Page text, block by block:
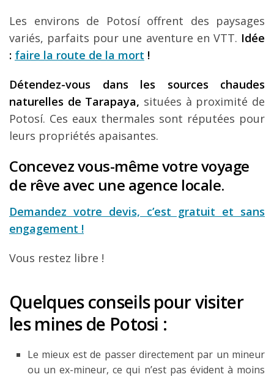
Les environs de Potosí offrent des paysages
variés, parfaits pour une aventure en VTT. Idée
: faire la route de la mort !
Détendez-vous dans les sources chaudes
naturelles de Tarapaya, situées à proximité de
Potosí. Ces eaux thermales sont réputées pour
leurs propriétés apaisantes.
Concevez vous-même votre voyage
de rêve avec une agence locale.
Demandez votre devis, c’est gratuit et sans
engagement !
Vous restez libre !
Quelques conseils pour visiter
les mines de Potosi :
Le mieux est de passer directement par un mineur
ou un ex-mineur, ce qui n’est pas évident à moins